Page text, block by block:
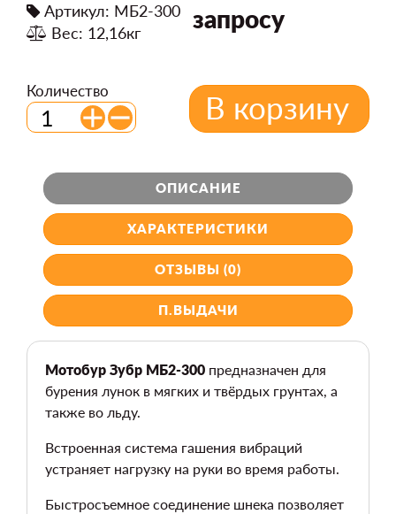
Артикул: МБ2-300
Вес: 12,16кг
запросу
Количество В корзину
ОПИСАНИЕ
ХАРАКТЕРИСТИКИ
ОТЗЫВЫ (0)
П.ВЫДАЧИ
Мотобур Зубр МБ2-300 предназначен для
бурения лунок в мягких и твёрдых грунтах, а
также во льду.
Встроенная система гашения вибраций
устраняет нагрузку на руки во время работы.
Быстросъемное соединение шнека позволяет